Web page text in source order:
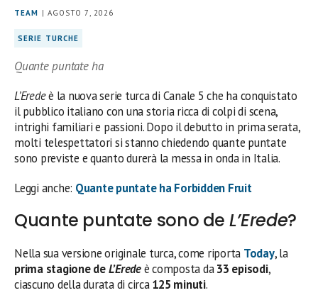
TEAM | AGOSTO 7, 2026
SERIE TURCHE
Quante puntate ha
L’Eredeè la nuova serie turca di Canale 5 che ha conquistato
il pubblico italiano con una storia ricca di colpi di scena,
intrighi familiari e passioni. Dopo il debutto in prima serata,
molti telespettatori si stanno chiedendo quante puntate
sono previste e quanto durerà la messa in onda in Italia.
Leggi anche: Quante puntate ha Forbidden Fruit
Quante puntate sono de L’Erede?
Nella sua versione originale turca, come riporta Today, la
prima stagione deL’Eredeè composta da33 episodi,
ciascuno della durata di circa125 minuti.